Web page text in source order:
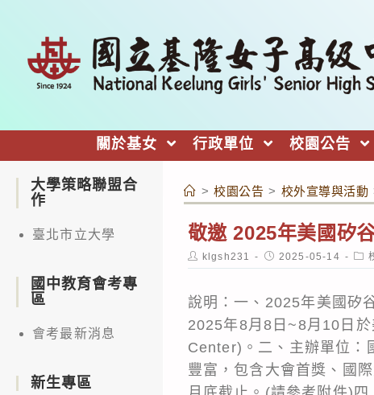
關於基女 行政單位 校園公告
> 校園公告 > 校外宣導與活動
敬邀 2025年美國矽
Post
author:
klgsh231
Post
published:
2025-05-14
說明：一、2025年美國
2025年8月8日~8月10日
Center)。二、主辦單位：
豐富，包含大會首獎、國
大學策略聯盟合
作
臺北市立大學
國中教育會考專
區
會考最新消息
新生專區